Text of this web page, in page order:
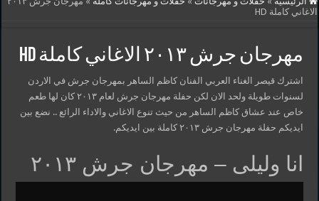
الاغاني كاملة HD
مهرجان جرش ٢٠١٣ الاغاني كاملة HD
اشترك قيصر الغناء العربي الفنان كاظم الساهر بمهرجان جرش في الاردن
لسنوات طويلة ولحد الان لكن حفلة مهرجان جرش لعام ٢٠١٣ كان لها طعم
خاص عند عشاق كاظم الساهر من حيث تنوع الاغاني والاداء الرائع .. نضع بين
ايديكم حفلة مهرجان جرش ٢٠١٣ كاملة بين ايديكم.
انا وليلى – مهرجان جرش ٢٠١٣